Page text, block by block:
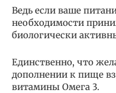
Ведь если ваше
необходимости
биологически
Единственно, что
дополнении к пище
витамины Омега 3.